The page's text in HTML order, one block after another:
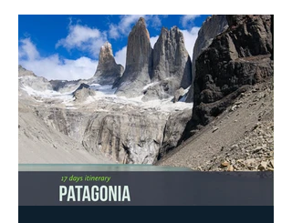
costa (Isole Ballestas), il lago Titicaca e
le lagune, Rovine Inca (Machu Picchu) e
avrai anche la possibilità di ammirare
tantissimi animali (lama, alpaca,
condor, foche, pinguini, leoni marini)